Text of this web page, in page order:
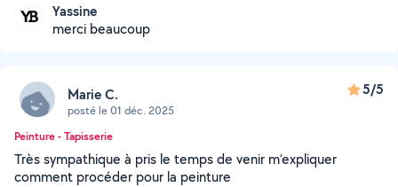
Yassine
merci beaucoup
Marie C.
posté le 01 déc. 2025
5/5
Peinture - Tapisserie
Très sympathique à pris le temps de venir m’expliquer
comment procéder pour la peinture